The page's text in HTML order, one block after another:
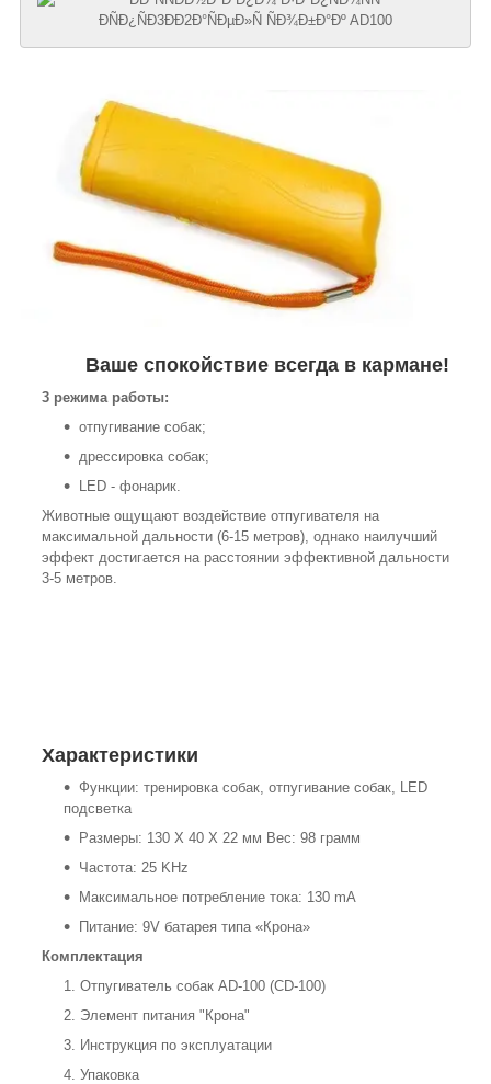
Ваше спокойствие всегда в кармане!
3 режима работы:
отпугивание собак;
дрессировка собак;
LED - фонарик.
Животные ощущают воздействие отпугивателя на
максимальной дальности (6-15 метров), однако наилучший
эффект достигается на расстоянии эффективной дальности
3-5 метров.
Характеристики
Функции: тренировка собак, отпугивание собак, LED
подсветка
Размеры: 130 X 40 X 22 мм Вес: 98 грамм
Частота: 25 KHz
Максимальное потребление тока: 130 mA
Питание: 9V батарея типа «Крона»
Комплектация
Отпугиватель собак AD-100 (CD-100)
Элемент питания "Крона"
Инструкция по эксплуатации
Упаковка